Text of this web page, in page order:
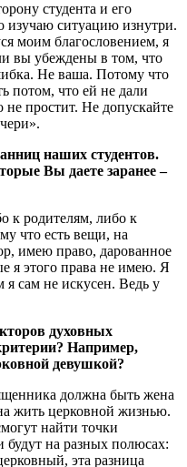
студента и его
ситуацию изнутри.
моим благословением, я
вы убеждены в том, что
Не ваша. Потому что
потом, что ей не дали
простит. Не допускайте
наших студентов.
Вы даете заранее –
к родителям, либо к
что есть вещи, на
имею право, дарованное
я этого права не имею. Я
я сам не искусен. Ведь у
духовных
Например,
девушкой?
должна быть жена
жить церковной жизнью.
найти точки
будут на разных полюсах:
эта разница